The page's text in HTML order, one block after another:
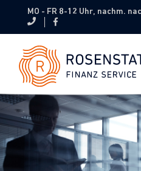
MO - FR 8-12 Uhr, nachm.